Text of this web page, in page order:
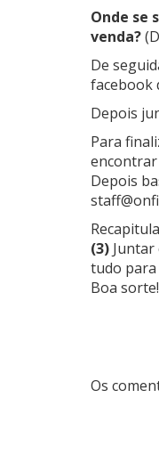
Onde se
venda?
De
facebook
Depois
Para
encontrar
Depois
(3) Juntar
tudo para
Boa sorte!
Os